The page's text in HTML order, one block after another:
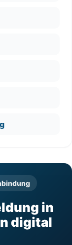
in
digital